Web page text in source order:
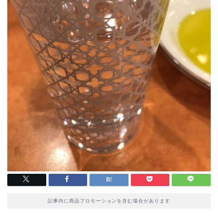
記事内に商品プロモーションを含む場合があります